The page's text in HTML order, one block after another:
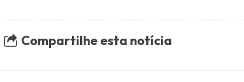
Compartilhe esta notícia